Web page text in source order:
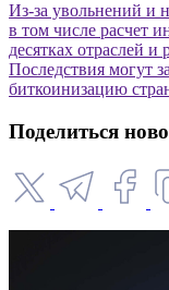
Из-за увольнений и
в том числе расчет
десятках отраслей
Последствия могут
биткоинизацию
Поделиться